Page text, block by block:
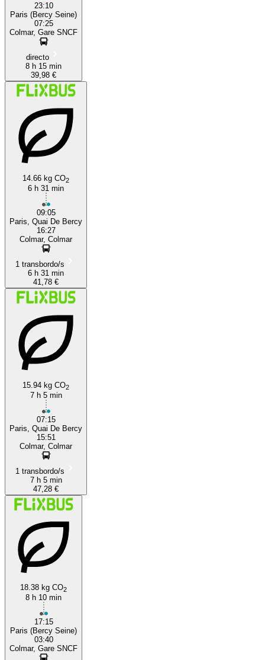
23:10
Paris (Bercy Seine)
07:25
Colmar, Gare SNCF
directo
8 h 15 min
39,98 €
14.66 kg CO2
6 h 31 min
09:05
Paris, Quai De Bercy
16:27
Colmar, Colmar
1 transbordo/s
6 h 31 min
41,78 €
15.94 kg CO2
7 h 5 min
07:15
Paris, Quai De Bercy
15:51
Colmar, Colmar
1 transbordo/s
7 h 5 min
47,28 €
18.38 kg CO2
8 h 10 min
17:15
Paris (Bercy Seine)
03:40
Colmar, Gare SNCF